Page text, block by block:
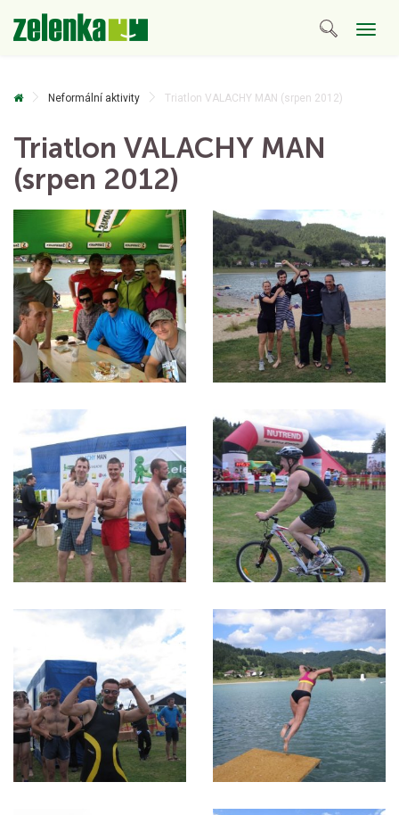
Neformální aktivity Triatlon VALACHY MAN (srpen 2012)
Triatlon VALACHY MAN
(srpen 2012)